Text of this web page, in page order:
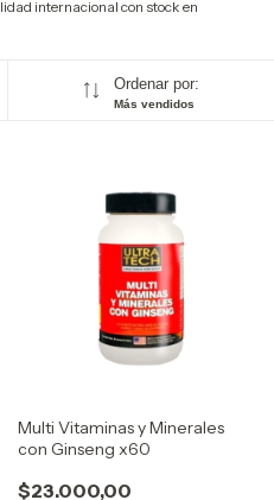
internacional con stock en
Ordenar por:
Más vendidos
Multi Vitaminas y Minerales
con Ginseng x60
$23.000,00